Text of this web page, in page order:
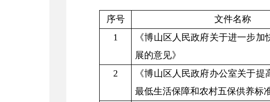
序号 文件名称
1
《博山区人民政府关于进一步加
展的意见》
2
《博山区人民政府办公室关于提
最低生活保障和农村五保供养标